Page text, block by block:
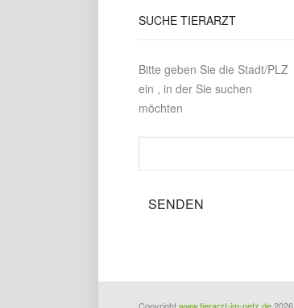
SUCHE TIERARZT
Bitte geben Sie die Stadt/PLZ
ein , in der Sie suchen
möchten